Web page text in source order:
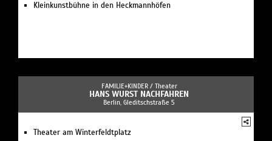
Kleinkunstbühne in den Heckmannhöfen
FAMILIE+KINDER / Theater
HANS WURST NACHFAHREN
Berlin, Gleditschstraße 5
Theater am Winterfeldtplatz